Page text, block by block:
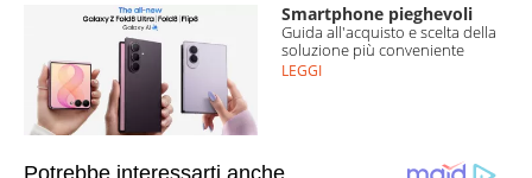
Smartphone pieghevoli
Guida all'acquisto e scelta della
soluzione più conveniente
LEGGI